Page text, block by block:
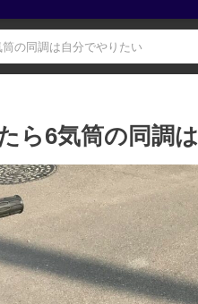
の同調は自分でやりたい
ら6気筒の同調